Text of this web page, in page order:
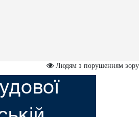
Людям з порушенням зору